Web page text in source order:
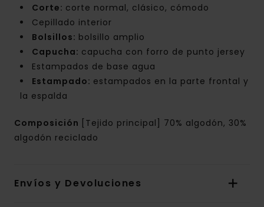
Corte: corte normal, clásico, cómodo
Cepillado interior
Bolsillos: bolsillo amplio
Capucha: capucha con forro de punto jersey
Estampados de base agua
Estampado: estampados en la parte frontal y
la espalda
Composición
[Tejido principal] 70% algodón, 30%
algodón reciclado
Envíos y Devoluciones